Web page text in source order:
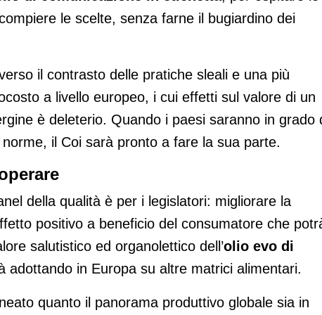
le scelte, senza farne il bugiardino dei
il contrasto delle pratiche sleali e una più
a livello europeo, i cui effetti sul valore di un
è deleterio. Quando i paesi saranno in grado
il Coi sarà pronto a fare la sua parte.
della qualità è per i legislatori: migliorare la
positivo a beneficio del consumatore che
salutistico ed organolettico dell’olio evo di
adottando in Europa su altre matrici alimentari.
quanto il panorama produttivo globale sia in